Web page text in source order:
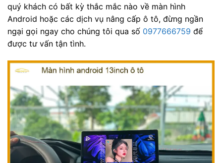
quý khách có bất kỳ thắc mắc nào về màn hình
Android hoặc các dịch vụ nâng cấp ô tô, đừng ngần
ngại gọi ngay cho chúng tôi qua số 0977666759 để
được tư vấn tận tình.